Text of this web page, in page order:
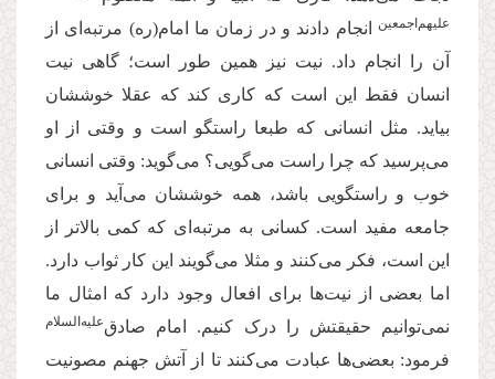
علیهم‌اجمعین
انجام دادند و در زمان ما امام(ره) مرتبه‌ای از
آن را انجام داد. نیت نیز همین طور است؛ گاهی نیت
انسان فقط این است که کاری کند که عقلا خوششان
بیاید. مثل انسانی که طبعا راستگو است و وقتی از او
می‌پرسید که چرا راست می‌گویی؟ می‌گوید: وقتی انسانی
خوب و راستگویی باشد، همه خوششان می‌آید و برای
جامعه مفید است. کسانی به مرتبه‌ای که کمی بالاتر از
این است، فکر می‌کنند و مثلا می‌گویند این کار ثواب دارد.
اما بعضی از نیت‌ها برای افعال وجود دارد که امثال ما
نمی‌توانیم حقیقتش را درک کنیم. امام صادق‌علیه‌السلام
فرمود: بعضی‌ها عبادت می‌کنند تا از آتش جهنم مصونیت